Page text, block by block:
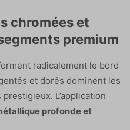
chromées et
premium
radicalement le bord
et dorés dominent les
L’application
profonde et